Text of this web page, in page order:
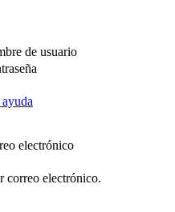
de usuario
electrónico
correo electrónico.